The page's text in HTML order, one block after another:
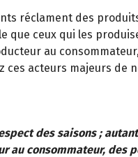
réclament des
que ceux qui les
au
acteurs majeurs de
des saisons ;
consommateur, des